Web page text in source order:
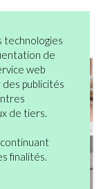
technologies
de
web
publicités
de tiers.
finalités.